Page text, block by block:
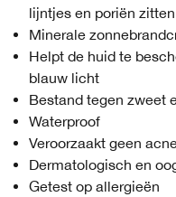
lijntjes en poriën
Minerale
Helpt de huid te
blauw licht
Bestand tegen zweet
Waterproof
Veroorzaakt geen
Dermatologisch en
Getest op allergieën